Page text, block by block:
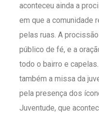
aconteceu ainda a
em que a comunidade
pelas ruas. A
público de fé, e a
todo o bairro e
também a missa da
pela presença dos
Juventude, que